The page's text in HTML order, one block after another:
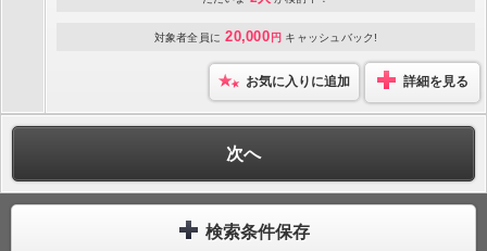
対象者全員に 20,000 円 キャッシュバック!
お気に入りに追加 詳細を見る
次へ
検索条件保存